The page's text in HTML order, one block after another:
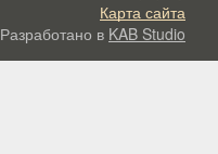
Карта сайта
Разработано в KAB Studio